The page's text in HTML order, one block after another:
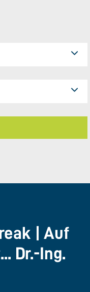
| Auf
Dr.-Ing.